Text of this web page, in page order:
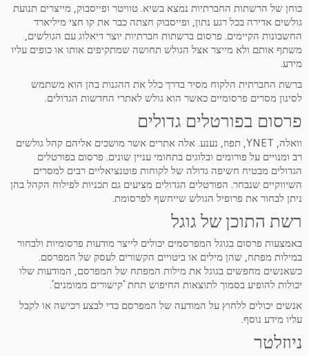
כוחן של הרשתות החברתיות נמצא בשיא. טוויטר ופייסבוק, מייצרים תנועת
גולשים אדירה בכל רגע נתון, ופייסבוק חצתה כבר את קו חצי מיליארד
החשבונות הקיימים. פרסום ברשתות חברתיות יוצר דיאלוג עם הגולשים,
משתף אותם ולא מייצר אצל הגולש תחושה שמתקיפים אותו או כופים עליו
מידע.
ברשת החברתית הלקוח מסיר בדרך כלל את ההגנות בהן הוא משתמש
לסינון מסרים פרסומיים כאשר הוא גולש לאתרי החדשות הגדולים.
פרסום בפורטלים גדולים
וואלה, YNET, תפוז, נענע. אלה אתרים אשר מושכים אליהם קהל גולשים
רב ומנויים על פורומים ובלוגים בתחומי עניין שונים. פרסום בפורטלים
הגדולים מבטיח חשיפה גדולה של לקוחות פוטנציאליים רבים למסרים
השיווקיים שנבחר. הפורטלים הגדולים מציעים גם תכניות לפילוח הקהל בהן
ניתן לבחור את פרופיל הגולש שייחשף לפרסומת.
רשת התוכן של גוגל
באמצעות פרסום בגוגל המפרסמים יכולים לייצר מודעות פרסומיות ולבחור
במילות מפתח, שהן מילים או ביטויים הקשורים לעסק של המפרסם.
כשאנשים מחפשים בגוגל את מילות המפתח של המפרסם, המודעות שלו
יכולות להופיע בסמוך לתוצאות החיפוש תחת ‘קישורים ממומנים’.
אנשים יכולים ללחוץ על המודעה של המפרסם כדי לבצע רכישה או לקבל
עליו מידע נוסף.
ניוזלטר